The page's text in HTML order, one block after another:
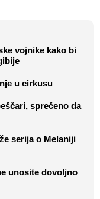
vojnike kako bi
u cirkusu
sprečeno da
serija o Melaniji
unosite dovoljno